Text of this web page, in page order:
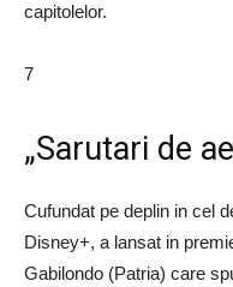
capitolelor.
7
„Sarutari de
Cufundat pe deplin in cel
Disney+, a lansat in
Gabilondo (Patria) care